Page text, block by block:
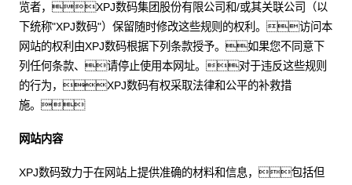
览者，XPJ数码集团股份有限公司和/或其关联公司（以
下统称"XPJ数码"）保留随时修改这些规则的权利。访问本
网站的权利由XPJ数码根据下列条款授予。如果您不同意下
列任何条款、请停止使用本网址。对于违反这些规则
的行为，XPJ数码有权采取法律和公平的补救措
施。
网站内容
XPJ数码致力于在网站上提供准确的材料和信息，包括但